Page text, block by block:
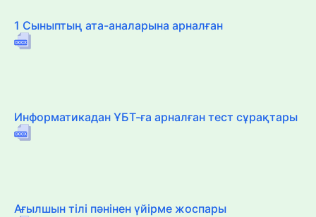
1 Сыныптың ата-аналарына арналған
Информатикадан ҰБТ-ға арналған тест сұрақтары
Ағылшын тілі пәнінен үйірме жоспары